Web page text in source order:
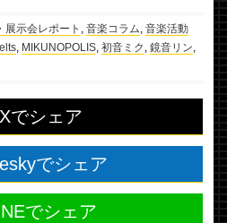
展示会レポート , 音楽コラム, 音楽活動
, MIKUNOPOLIS, 初音ミク , 鏡音リン,
Xでシェア
でシェア
でシェア